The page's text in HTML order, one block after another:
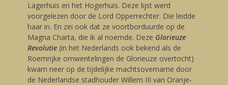
Lagerhuis en het Hogerhuis. Deze lijst werd
voorgelezen door de Lord Opperrechter. Die leidde
haar in. En zei ook dat ze voortborduurde op de
Magna Charta, die ik al noemde. Deze Glorieuze
Revolutie (in het Nederlands ook bekend als de
Roemrijke omwentelingen de Glorieuze overtocht)
kwam neer op de tijdelijke machtsovername door
de Nederlandse stadhouder Willem III van Oranje-